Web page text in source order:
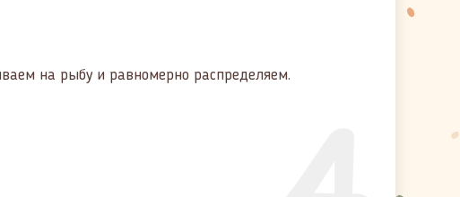
на рыбу и равномерно распределяем.